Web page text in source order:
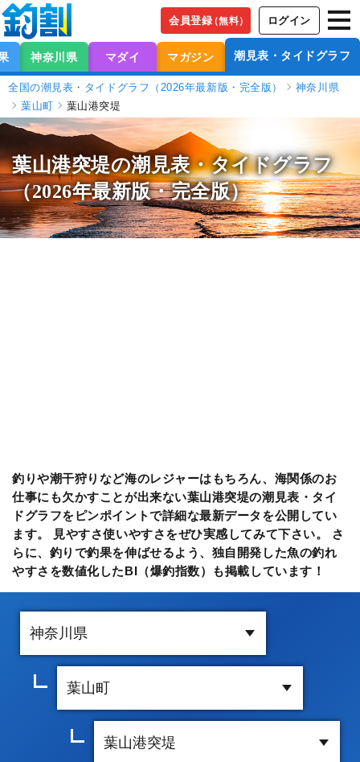
会員登録（無料） ログイン
神奈川県 マダイ マガジン 潮見表・タイドグラフ
全国の潮見表・タイドグラフ（2026年最新版・完全版）
神奈川県
葉山町
葉山港突堤
葉山港突堤の潮見表・タイドグラフ
（2026年最新版・完全版）
釣りや潮干狩りなど海のレジャーはもちろん、海関係のお
仕事にも欠かすことが出来ない葉山港突堤の潮見表・タイ
ドグラフをピンポイントで詳細な最新データを公開してい
ます。 見やすさ使いやすさをぜひ実感してみて下さい。 さ
らに、釣りで釣果を伸ばせるよう、独自開発した魚の釣れ
やすさを数値化したBI（爆釣指数）も掲載しています！